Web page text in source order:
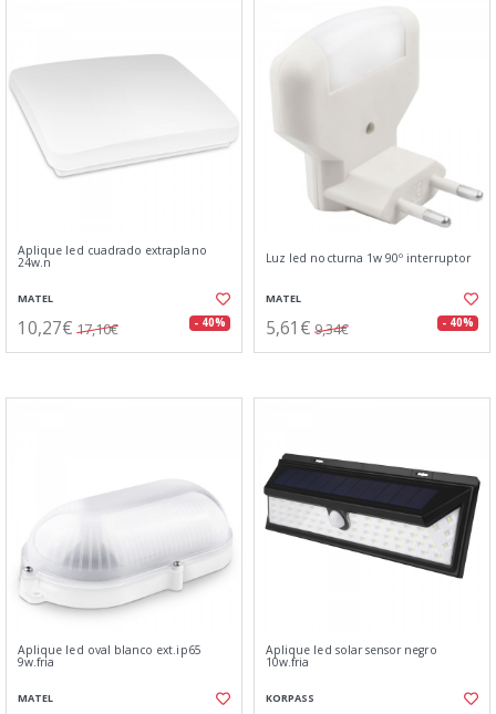
Aplique led cuadrado extraplano
24w.n
MATEL
10,27€ 17,10€ - 40%
Luz led nocturna 1w 90º interruptor
MATEL
5,61€ 9,34€ - 40%
Aplique led oval blanco ext.ip65
9w.fria
MATEL
Aplique led solar sensor negro
10w.fria
KORPASS